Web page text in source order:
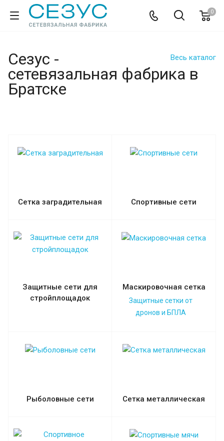
0
Весь каталог
Сезус -
сетевязальная фабрика в
Братске
Сетка заградительная Спортивные сети
Защитные сети для
стройплощадок
Маскировочная сетка
Защитные сетки от
дронов и БПЛА
Рыболовные сети Сетка металлическая